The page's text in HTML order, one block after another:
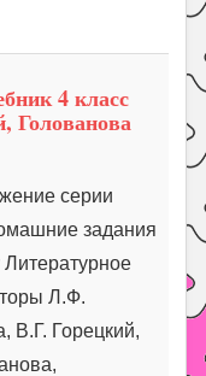
4 класс
Голованова
серии
задания
Литературное
Л.Ф.
В.Г. Горецкий,